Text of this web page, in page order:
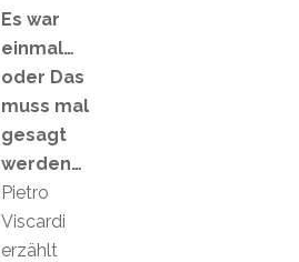
Es war
einmal…
oder Das
muss mal
gesagt
werden…
Pietro
Viscardi
erzählt